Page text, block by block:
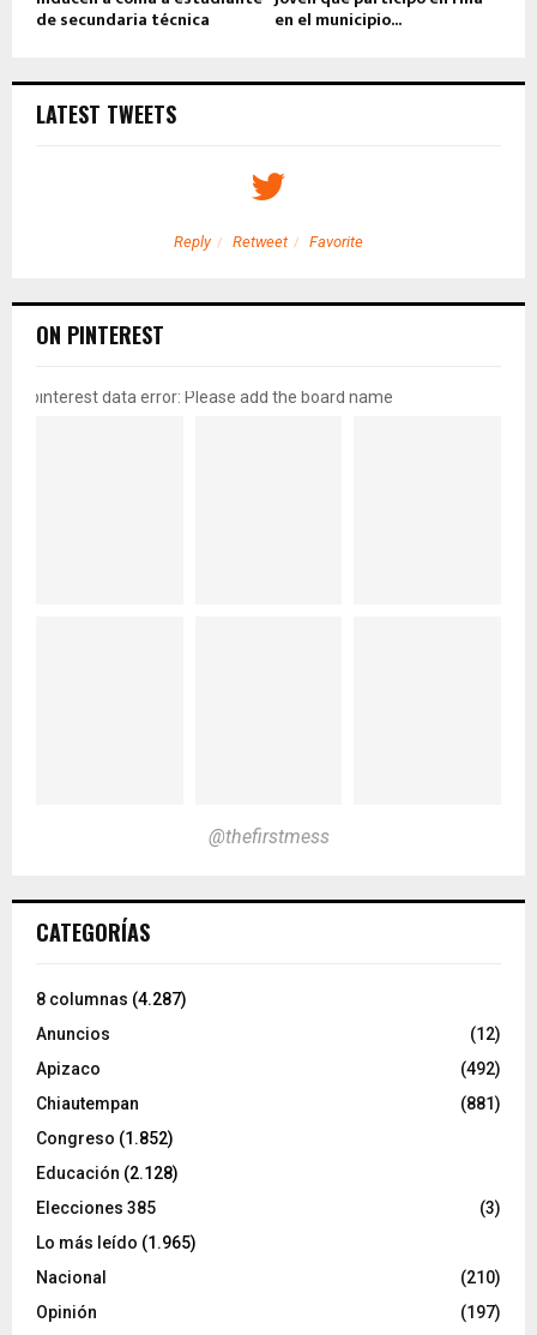
de secundaria técnica en el municipio...
LATEST TWEETS
Reply Retweet Favorite
ON PINTEREST
pinterest data error: Please add the board name
@thefirstmess
CATEGORÍAS
8 columnas (4.287)
Anuncios
(12)
Apizaco
(492)
Chiautempan
(881)
Congreso (1.852)
Educación (2.128)
Elecciones 385
(3)
Lo más leído (1.965)
Nacional
(210)
Opinión
(197)